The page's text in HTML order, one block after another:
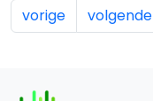
vorige volgende